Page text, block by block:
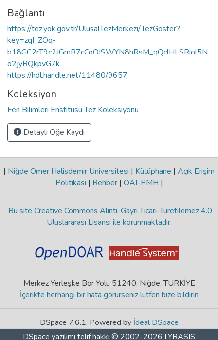
Bağlantı
https://tez.yok.gov.tr/UlusalTezMerkezi/TezGoster?
key=zqI_ZOq-
b18GC2rT9c2JGmB7cCoOISWYN8hRsM_qQclHLSRiol5N
o2jyRQkpvG7k
https://hdl.handle.net/11480/9657
Koleksiyon
Fen Bilimleri Enstitüsü Tez Koleksiyonu
Detaylı Öğe Kaydı
| Niğde Ömer Halisdemir Üniversitesi | Kütüphane | Açık Erişim
Politikası | Rehber | OAI-PMH |
Bu site Creative Commons Alıntı-Gayri Ticari-Türetilemez 4.0
Uluslararası Lisansı ile korunmaktadır.
Merkez Yerleşke Bor Yolu 51240, Niğde, TÜRKİYE
İçerikte herhangi bir hata görürseniz lütfen bize bildirin
DSpace 7.6.1, Powered by İdeal DSpace
DSpace yazılımı telif hakkı © 2002-2026 LYRASIS